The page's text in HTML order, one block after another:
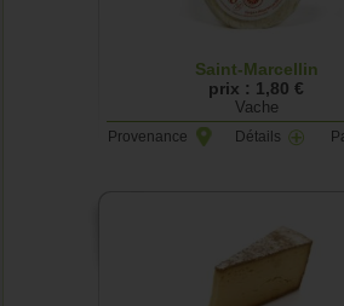
Saint-Marcellin
prix : 1,80 €
Vache
Provenance Détails